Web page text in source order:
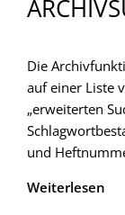
Die
auf einer Liste
„erweiterten
und
Weiterlesen